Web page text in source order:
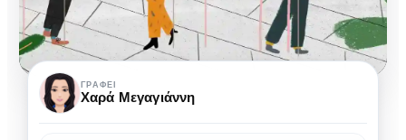
Cushioning:
είναι
ΓΡΆΦΕΙ
Χαρά Μεγαγιάννη